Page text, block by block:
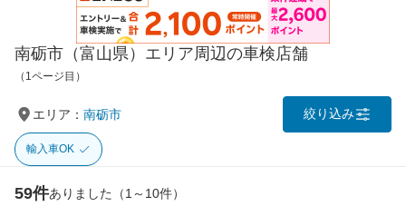
南砺市（富山県）エリア周辺の車検店舗
（1ページ目）
エリア： 南砺市 絞り込み
輸入車OK
59件ありました（1～10件）